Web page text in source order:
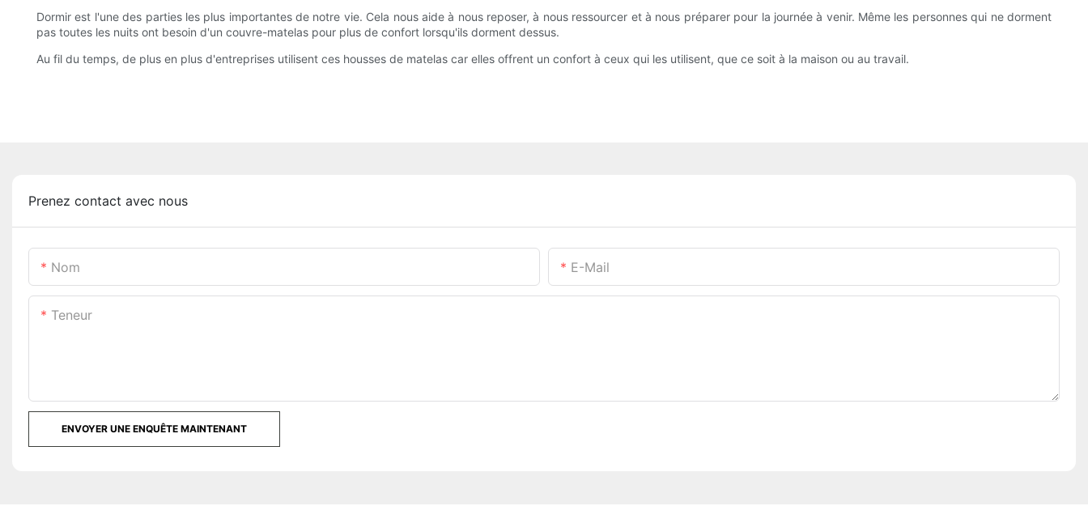
Dormir est l'une des parties les plus importantes de notre vie. Cela nous aide à nous reposer, à nous ressourcer et à nous préparer pour la journée à venir. Même les personnes qui ne dorment
pas toutes les nuits ont besoin d'un couvre-matelas pour plus de confort lorsqu'ils dorment dessus.
Au fil du temps, de plus en plus d'entreprises utilisent ces housses de matelas car elles offrent un confort à ceux qui les utilisent, que ce soit à la maison ou au travail.
Prenez contact avec nous
Nom E-Mail
Teneur
ENVOYER UNE ENQUÊTE MAINTENANT